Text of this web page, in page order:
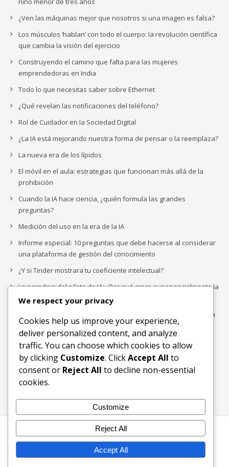
¿Ven las máquinas mejor que nosotros si una imagen es falsa?
Los músculos ‘hablan’ con todo el cuerpo: la revolución científica
que cambia la visión del ejercicio
Construyendo el camino que falta para las mujeres
emprendedoras en India
Todo lo que necesitas saber sobre Ethernet
¿Qué revelan las notificaciones del teléfono?
Rol de Cuidador en la Sociedad Digital
¿La IA está mejorando nuestra forma de pensar o la reemplaza?
La nueva era de los lípidos
El móvil en el aula: estrategias que funcionan más allá de la
prohibición
Cuando la IA hace ciencia, ¿quién formula las grandes
preguntas?
Medición del uso en la era de la IA
Informe especial: 10 preguntas que debe hacerse al considerar
una plataforma de gestión del conocimiento
¿Y si Tinder mostrara tu coeficiente intelectual?
La paradoja del piloto de IA: ¿Por qué crece exponencialmente la
complejidad de la IA empresarial?
Los organigramas de marketing se crearon para los canales. La
IA acaba de dejarlos obsoletos.
Buscar
Buscar
Inicio Blog
Bloques Temáticos
Contactos
We respect your privacy
Cookies help us improve your experience,
deliver personalized content, and analyze
traffic. You can choose which cookies to allow
by clicking Customize. ClickAccept All to
consent or Reject All to decline non-essential
cookies.
Customize
Reject All
Accept All